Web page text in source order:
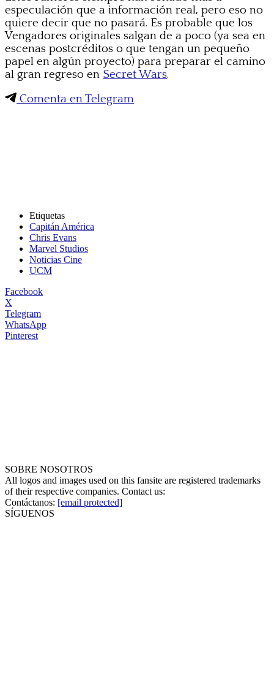
especulación que a información real, pero eso no
quiere decir que no pasará. Es probable que los
Vengadores originales salgan de a poco (ya sea en
escenas postcréditos o que tengan un pequeño
papel en algún proyecto) para preparar el camino
al gran regreso en Secret Wars.
Comenta en Telegram
Etiquetas
Capitán América
Chris Evans
Marvel Studios
Noticias Cine
UCM
Facebook
X
Telegram
WhatsApp
Pinterest
SOBRE NOSOTROS
All logos and images used on this fansite are registered trademarks
of their respective companies. Contact us:
Contáctanos: [email protected]
SÍGUENOS